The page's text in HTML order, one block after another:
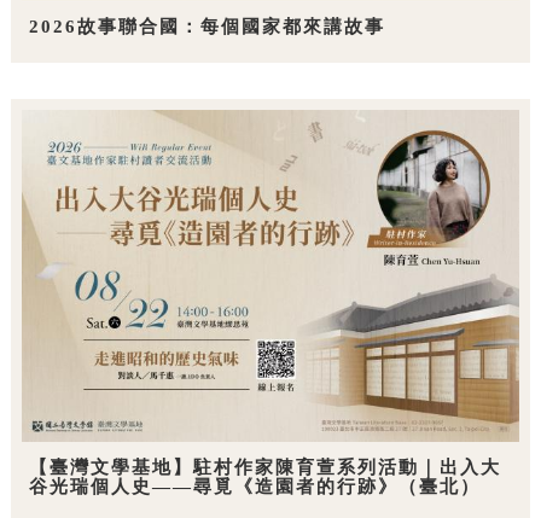
2026故事聯合國：每個國家都來講故事
【臺灣文學基地】駐村作家陳育萱系列活動｜出入大
谷光瑞個人史——尋覓《造園者的行跡》（臺北）